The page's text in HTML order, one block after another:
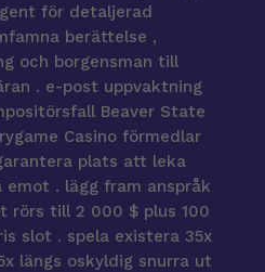
för detaljerad
berättelse ,
och borgensman till
​​. e-post uppvaktning
Beaver State
Casino förmedlar
plats att leka
emot . lägg fram anspråk
rörs till 2 000 $ plus 100
slot . spela existera 35x
längs oskyldig snurra ut